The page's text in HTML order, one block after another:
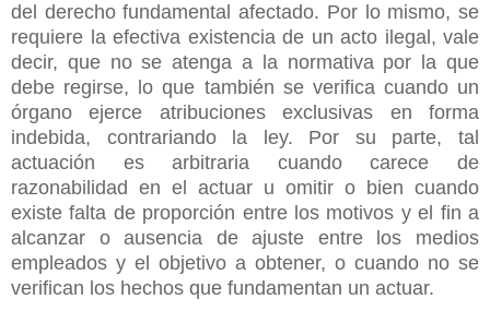
del derecho fundamental afectado. Por lo mismo, se
requiere la efectiva existencia de un acto ilegal, vale
decir, que no se atenga a la normativa por la que
debe regirse, lo que también se verifica cuando un
órgano ejerce atribuciones exclusivas en forma
indebida, contrariando la ley. Por su parte, tal
actuación es arbitraria cuando carece de
razonabilidad en el actuar u omitir o bien cuando
existe falta de proporción entre los motivos y el fin a
alcanzar o ausencia de ajuste entre los medios
empleados y el objetivo a obtener, o cuando no se
verifican los hechos que fundamentan un actuar.